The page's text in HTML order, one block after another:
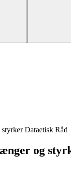
Dataetisk Råd
og